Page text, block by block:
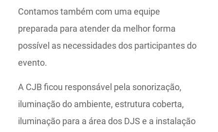
Contamos também com uma equipe
preparada para atender da melhor forma
possível as necessidades dos participantes do
evento.
A CJB ficou responsável pela sonorização,
iluminação do ambiente, estrutura coberta,
iluminação para a área dos DJS e a instalação